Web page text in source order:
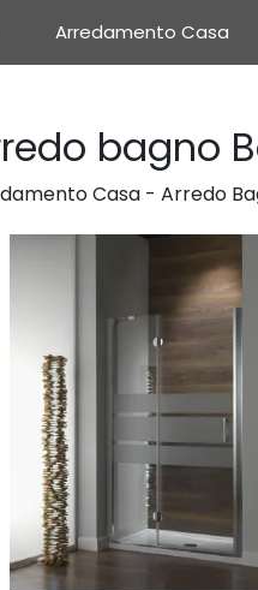
Arredamento Casa
bagno
Casa- Arredo